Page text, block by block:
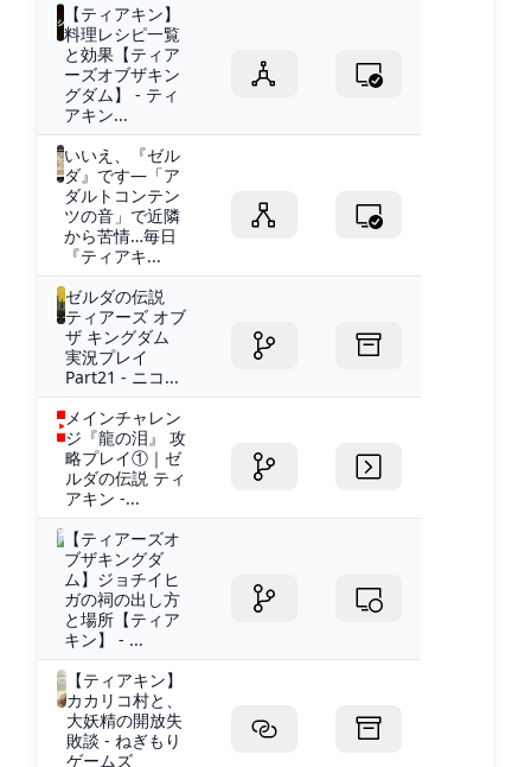
【ティアキン】
料理レシピ一覧
と効果【ティア
ーズオブザキン
グダム】 - ティ
アキン...
いいえ、『ゼル
ダ』です―「ア
ダルトコンテン
ツの音」で近隣
から苦情…毎日
『ティアキ...
ゼルダの伝説
ティアーズ オブ
ザ キングダム
実況プレイ
Part21 - ニコ...
メインチャレン
ジ『龍の泪』 攻
略プレイ①｜ゼ
ルダの伝説 ティ
アキン -...
【ティアーズオ
ブザキングダ
ム】ジョチイヒ
ガの祠の出し方
と場所【ティア
キン】 - ...
【ティアキン】
カカリコ村と、
大妖精の開放失
敗談 - ねぎもり
ゲームズ